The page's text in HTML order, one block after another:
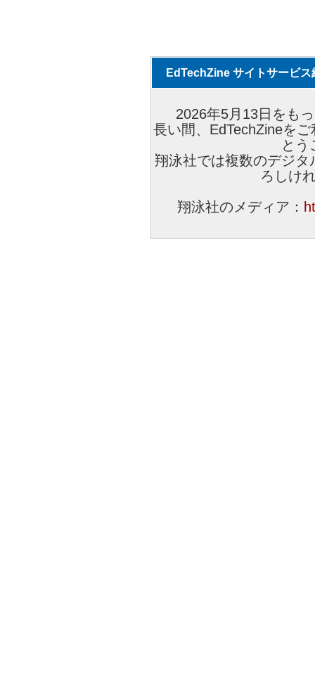
EdTechZine サイトサービス
2026年5月13日をも
長い間、EdTechZineを
とう
翔泳社では複数のデジ
ろしけ
翔泳社のメディア：